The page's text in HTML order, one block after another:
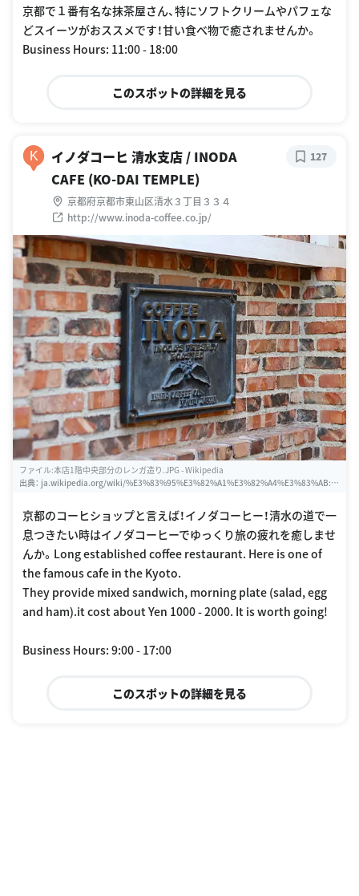
京都で１番有名な抹茶屋さん、特にソフトクリームやパフェな
どスイーツがおススメです！甘い食べ物で癒されませんか。
Business Hours: 11:00 - 18:00
このスポットの詳細を見る
K
イノダコーヒ 清水支店 / INODA
CAFE (KO-DAI TEMPLE)
京都府京都市東山区清水３丁目３３４
http://www.inoda-coffee.co.jp/
127
ファイル:本店1階中央部分のレンガ造り.JPG - Wikipedia
出典： ja.wikipedia.org/wiki/%E3%83%95%E3%82%A1%E3%82%A4%E3%83%AB:%
5%88%86%E3%81%AE%E3%83%AC%E3%83%B3%E3%82%AC%E9%80%A0%E3%8
2%8A.JPG
京都のコーヒショップと言えば！イノダコーヒー！清水の道で一
息つきたい時はイノダコーヒーでゆっくり旅の疲れを癒しませ
んか。Long established coffee restaurant. Here is one of
the famous cafe in the Kyoto.
They provide mixed sandwich, morning plate (salad, egg
and ham).it cost about Yen 1000 - 2000. It is worth going!
Business Hours: 9:00 - 17:00
このスポットの詳細を見る